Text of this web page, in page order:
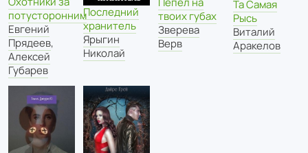
потусторонним
Евгений
Прядеев,
Алексей
Губарев
Последний
хранитель
Ярыгин
Николай
твоих губах
Зверева
Верв
Та Самая
Рысь
Виталий
Аракелов